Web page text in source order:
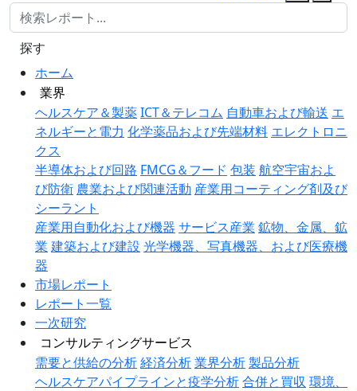
ホーム
業界
ヘルスケア＆製薬ICT＆テレコム 自動車および輸送 エ
ネルギーと電力 化学薬品および先端材料 エレクトロニ
クス
半導体および回路 FMCG＆フード 包装 航空宇宙およ
び防衛 農業および関連活動 産業用コーティング剤及び
シーラント
産業用自動化および機器 サービス産業 鉱物、金属、鉱
業 建築および建設 光学機器、写真機器、および医療機
器
市場レポート
レポート一覧
一次研究
コンサルティングサービス
需要と供給の分析経済分析業界分析製品分析
ヘルスケアパイプラインと疫学分析合併と買収 環境、
探す